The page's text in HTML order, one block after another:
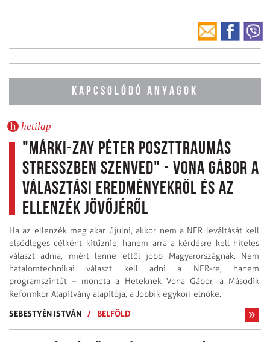
KAPCSOLÓDÓ ANYAGOK
hetilap
"Márki-Zay Péter poszttraumás
stresszben szenved" - Vona Gábor a
választási eredményekről és az
ellenzék jövőjéről
Ha az ellenzék meg akar újulni, akkor nem a NER leváltását kell
elsődleges célként kitűznie, hanem arra a kérdésre kell hiteles
választ adnia, miért lenne ettől jobb Magyar­országnak. Nem
hatalomtechnikai választ kell adni a NER-re, ha­nem
programszintűt – mondta a Heteknek Vona Gábor, a Második
Reformkor Alapítvány alapítója, a Jobbik egykori elnöke.
SEBESTYÉN ISTVÁN / BELFÖLD